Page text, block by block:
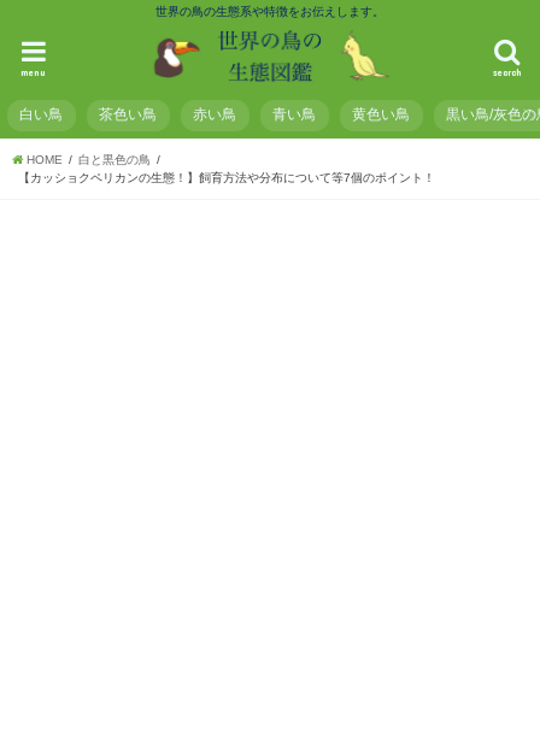
世界の鳥の生態系や特徴をお伝えします。
search
menu
白い鳥 茶色い鳥 赤い鳥 青い鳥 黄色い鳥 黒い鳥/灰色の
HOME
白と黒色の鳥
【カッショクペリカンの生態！】飼育方法や分布について等7個のポイント！